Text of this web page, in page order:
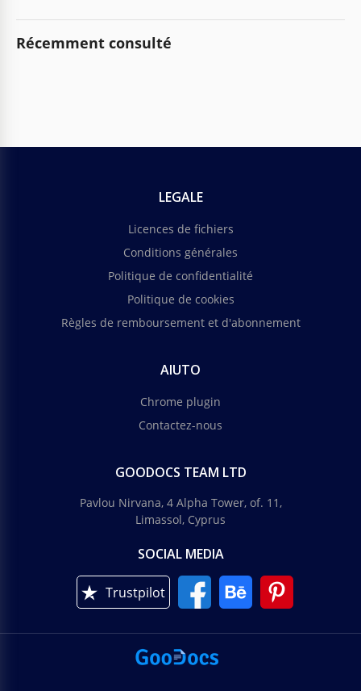
Récemment consulté
LEGALE
Licences de fichiers
Conditions générales
Politique de confidentialité
Politique de cookies
Règles de remboursement et d'abonnement
AIUTO
Chrome plugin
Contactez-nous
GOODOCS TEAM LTD
Pavlou Nirvana, 4 Alpha Tower, of. 11,
Limassol, Cyprus
SOCIAL MEDIA
Trustpilot